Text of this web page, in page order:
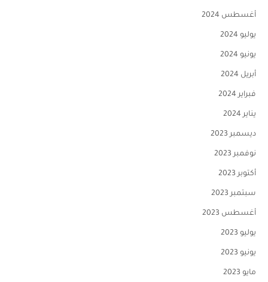
أغسطس 2024
يوليو 2024
يونيو 2024
أبريل 2024
فبراير 2024
يناير 2024
ديسمبر 2023
نوفمبر 2023
أكتوبر 2023
سبتمبر 2023
أغسطس 2023
يوليو 2023
يونيو 2023
مايو 2023